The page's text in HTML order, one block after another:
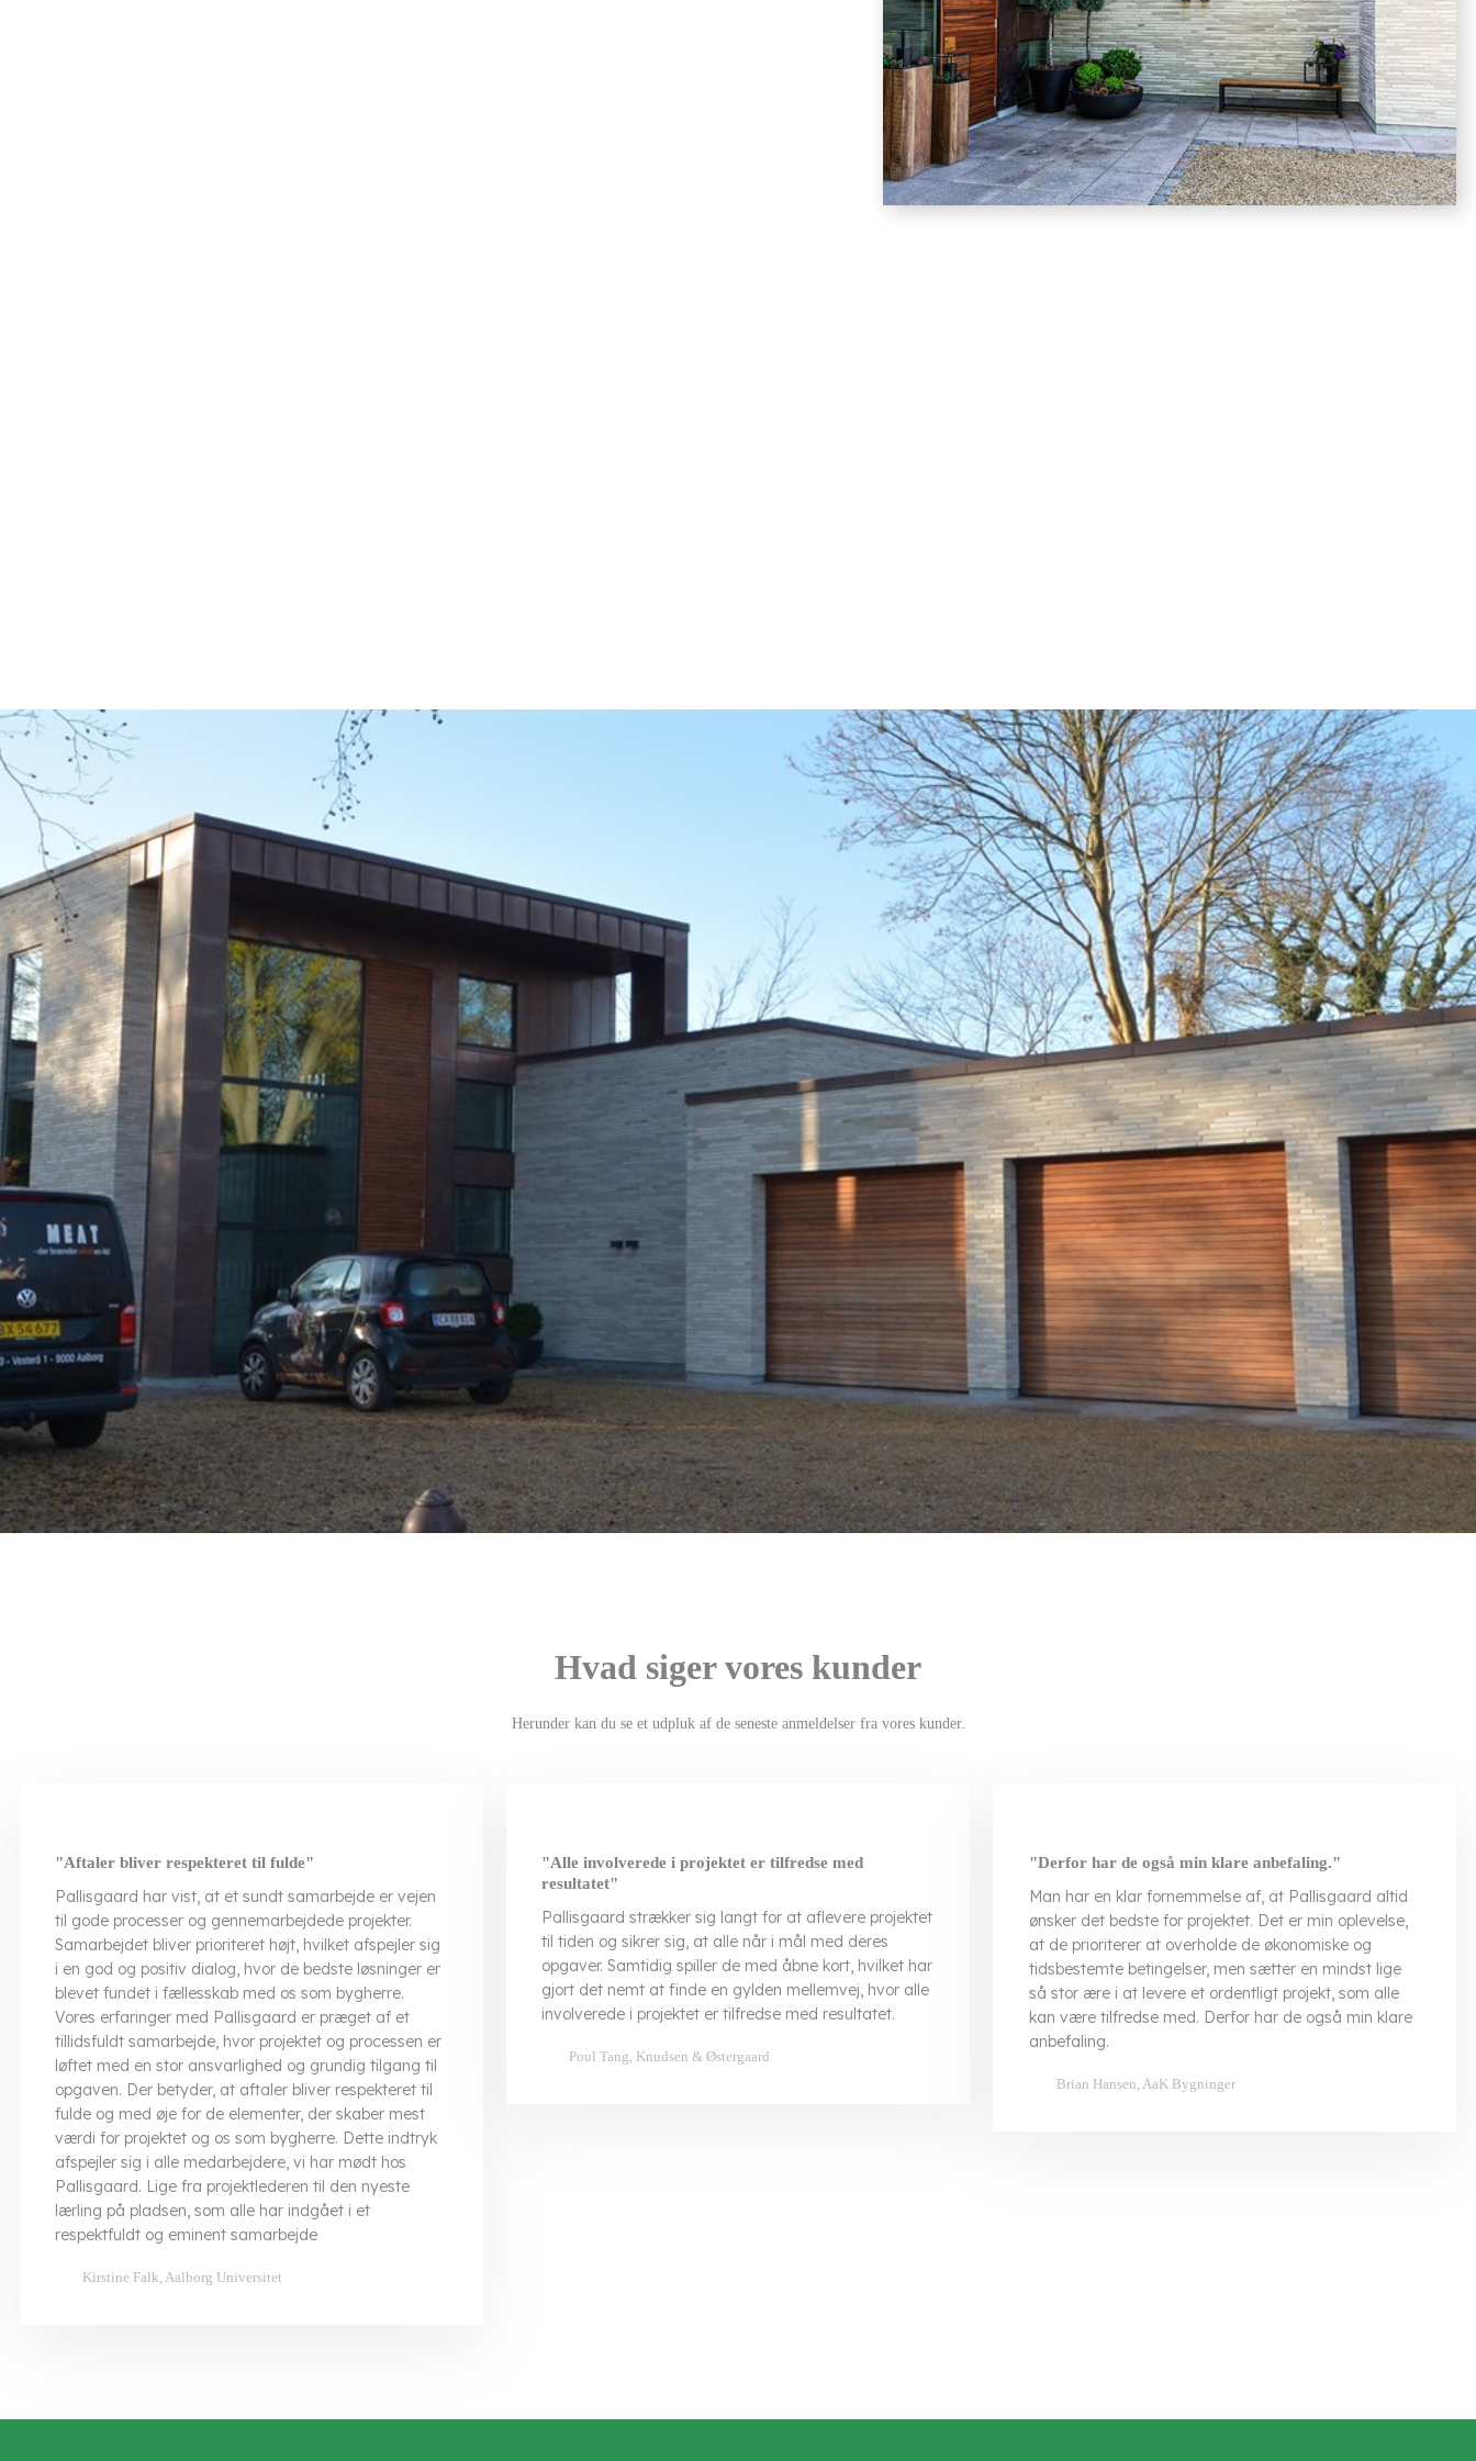
Hvad siger vores kunder​
Herunder kan du se et udpluk af de seneste anmeldelser fra vores kunder.
"Aftaler bliver respekteret til fulde"
​Pallisgaard har vist, at et sundt samarbejde er vejen
til gode processer og gennemarbejdede projekter.
Samarbejdet bliver prioriteret højt, hvilket afspejler sig
i en god og positiv dialog, hvor de bedste løsninger er
blevet fundet i fællesskab med os som bygherre.
Vores erfaringer med Pallisgaard er præget af et
tillidsfuldt samarbejde, hvor projektet og processen er
løftet med en stor ansvarlighed og grundig tilgang til
opgaven. Der betyder, at aftaler bliver respekteret til
fulde og med øje for de elementer, der skaber mest
værdi for projektet og os som bygherre. Dette indtryk
afspejler sig i alle medarbejdere, vi har mødt hos
Pallisgaard. Lige fra projektlederen til den nyeste
lærling på pladsen, som alle har indgået i et
respektfuldt og eminent samarbejde
Kirstine Falk, Aalborg Universitet
"Alle involverede i projektet er tilfredse med
resultatet"
Pallisgaard strækker sig langt for at aflevere projektet
til tiden og sikrer sig, at alle når i mål med deres
opgaver. Samtidig spiller de med åbne kort, hvilket har
gjort det nemt at finde en gylden mellemvej, hvor alle
involverede i projektet er tilfredse med resultatet.
​Poul Tang, Knudsen & Østergaard
"Derfor har de også min klare anbefaling."
​Man har en klar fornemmelse af, at Pallisgaard altid
ønsker det bedste for projektet. Det er min oplevelse,
at de prioriterer at overholde de økonomiske og
tidsbestemte betingelser, men sætter en mindst lige
så stor ære i at levere et ordentligt projekt, som alle
kan være tilfredse med. Derfor har de også min klare
anbefaling.
Brian Hansen, AaK Bygninger